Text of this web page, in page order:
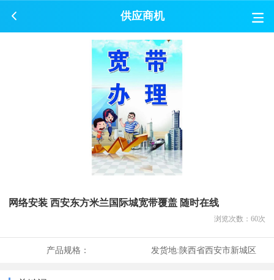
供应商机
网络安装 西安东方米兰国际城宽带覆盖 随时在线
浏览次数： 60次
产品规格： 发货地:陕西省西安市新城区